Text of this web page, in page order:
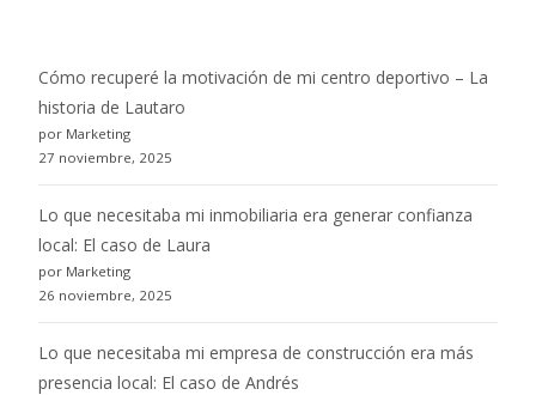
Cómo recuperé la motivación de mi centro deportivo – La
historia de Lautaro
por Marketing
27 noviembre, 2025
Lo que necesitaba mi inmobiliaria era generar confianza
local: El caso de Laura
por Marketing
26 noviembre, 2025
Lo que necesitaba mi empresa de construcción era más
presencia local: El caso de Andrés